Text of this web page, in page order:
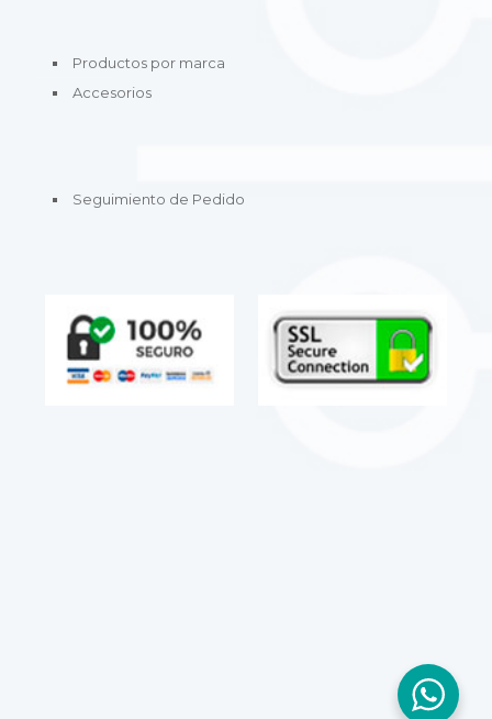
Productos por marca
Accesorios
Seguimiento de Pedido